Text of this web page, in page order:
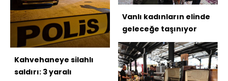
Kahvehaneye silahlı
saldırı: 3 yaralı
Vanlı kadınların elinde
geleceğe taşınıyor